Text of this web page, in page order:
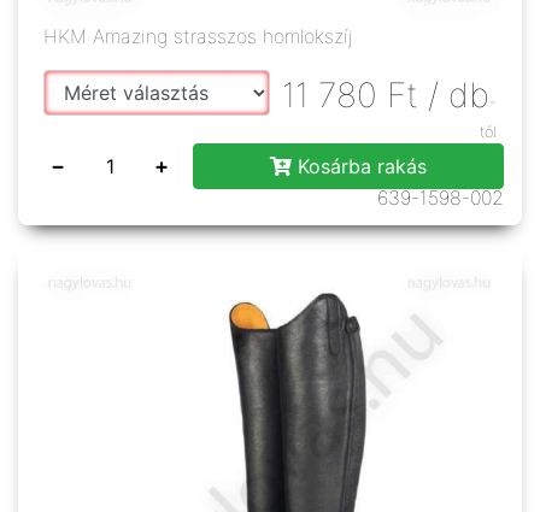
HKM Amazing strasszos homlokszíj
11 780 Ft / db -
tól
− +
Kosárba rakás
639-1598-002